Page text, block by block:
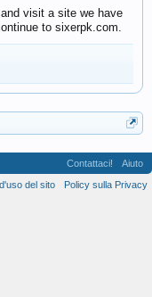
visit a site we have
to sixerpk.com.
Contattaci!
Aiuto
del sito
Policy sulla Privacy